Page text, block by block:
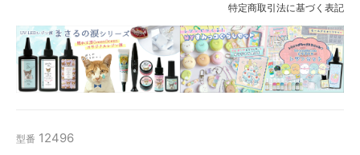
特定商取引法に基づく表記
型番 12496